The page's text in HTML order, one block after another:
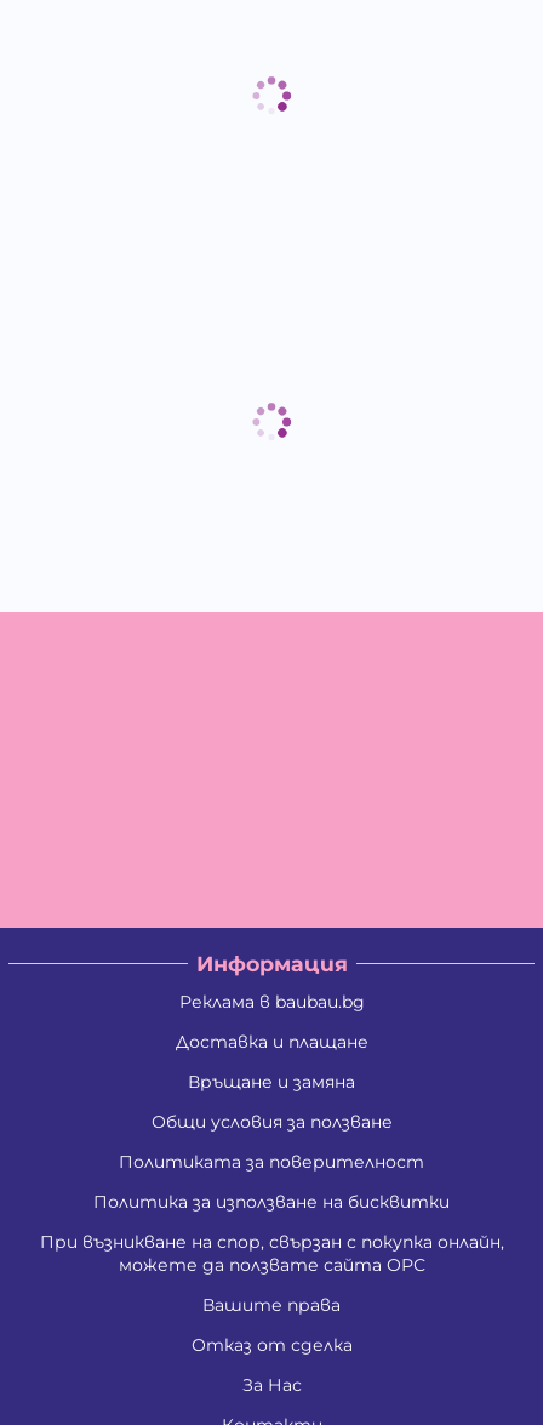
Информация
Реклама в baubau.bg
Доставка и плащане
Връщане и замяна
Общи условия за ползване
Политиката за поверителност
Политика за използване на бисквитки
При възникване на спор, свързан с покупка онлайн,
можете да ползвате сайта ОРС
Вашите права
Отказ от сделка
За Нас